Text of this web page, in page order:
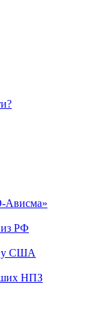
Ависма»
из РФ
у США
НПЗ